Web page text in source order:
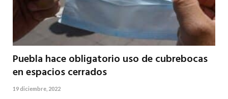
Puebla hace obligatorio uso de cubrebocas
en espacios cerrados
19 diciembre, 2022